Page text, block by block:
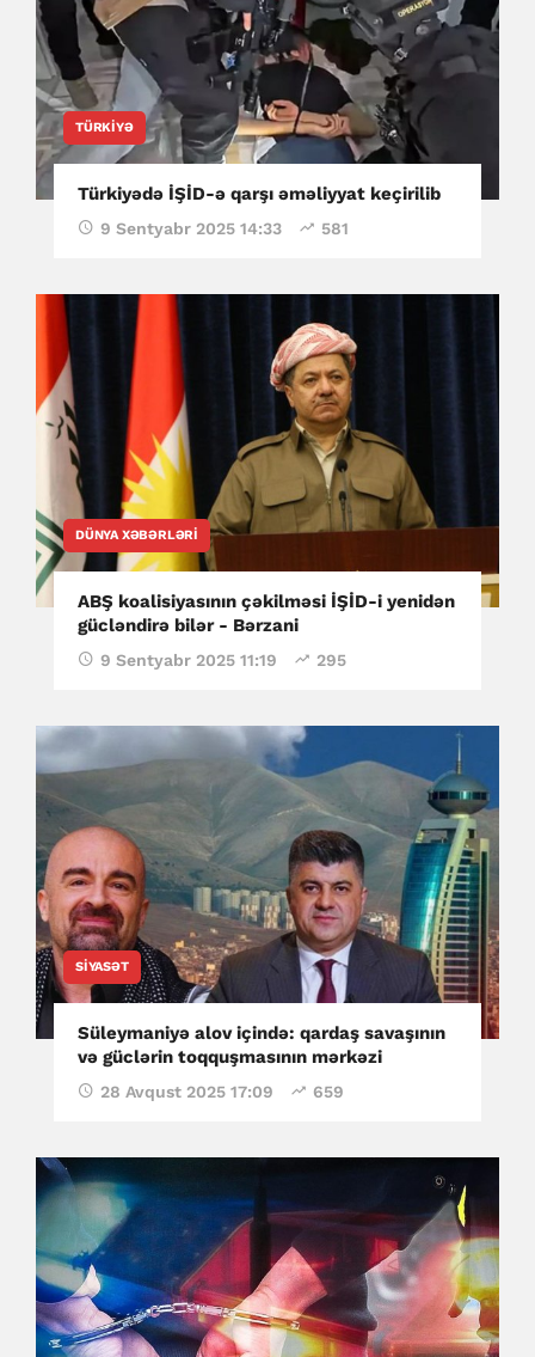
TÜRKIYƏ
Türkiyədə İŞİD-ə qarşı əməliyyat keçirilib
9 Sentyabr 2025 14:33 581
DÜNYA XƏBƏRLƏRI
ABŞ koalisiyasının çəkilməsi İŞİD-i yenidən
gücləndirə bilər - Bərzani
9 Sentyabr 2025 11:19 295
SIYASƏT
Süleymaniyə alov içində: qardaş savaşının
və güclərin toqquşmasının mərkəzi
28 Avqust 2025 17:09 659